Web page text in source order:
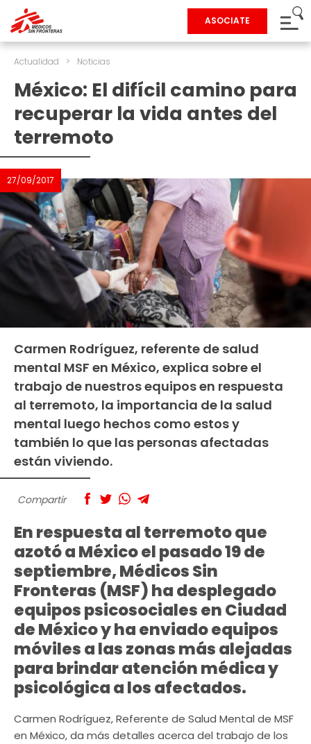
ASOCIATE
Actualidad > Noticias
México: El difícil camino para
recuperar la vida antes del
terremoto
27/09/2017
Carmen Rodríguez, referente de salud
mental MSF en México, explica sobre el
trabajo de nuestros equipos en respuesta
al terremoto, la importancia de la salud
mental luego hechos como estos y
también lo que las personas afectadas
están viviendo.
Compartir
En respuesta al terremoto que
azotó a México el pasado 19 de
septiembre, Médicos Sin
Fronteras (MSF) ha desplegado
equipos psicosociales en Ciudad
de México y ha enviado equipos
móviles a las zonas más alejadas
para brindar atención médica y
psicológica a los afectados.
Carmen Rodríguez, Referente de Salud Mental de MSF
en México, da más detalles acerca del trabajo de los